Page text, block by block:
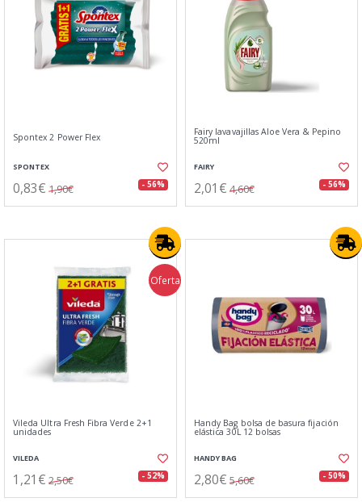
Spontex 2 Power Flex
SPONTEX
0,83€ 1,90€ - 56%
Fairy lavavajillas Aloe Vera & Pepino
520ml
FAIRY
2,01€ 4,60€ - 56%
Oferta
Vileda Ultra Fresh Fibra Verde 2+1
unidades
VILEDA
1,21€ 2,50€ - 52%
Handy Bag bolsa de basura fijación
elástica 30L 12 bolsas
HANDY BAG
2,80€ 5,60€ - 50%